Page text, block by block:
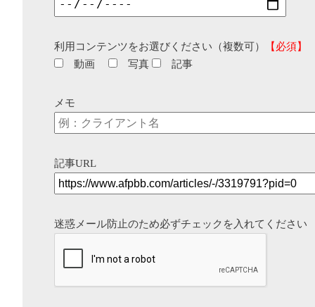
利用コンテンツをお選びください（複数可）
【必須】
動画
写真 記事
メモ
記事URL
迷惑メール防止のため必ずチェックを入れてください